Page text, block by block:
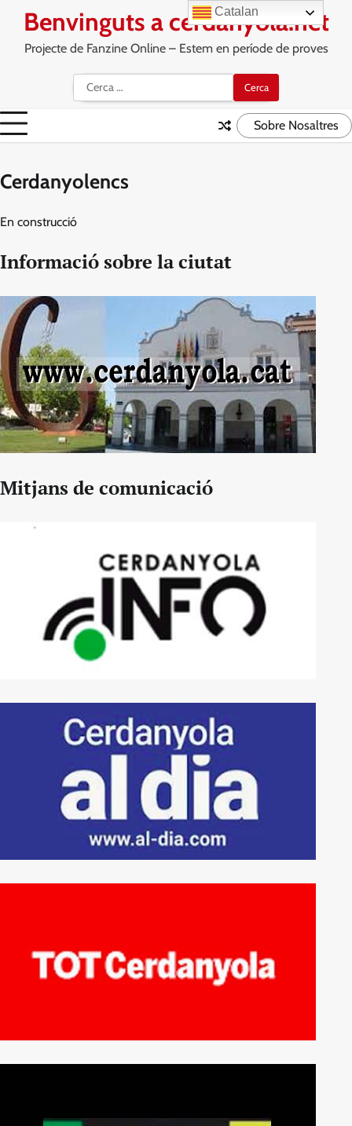
content
Benvinguts a cerdanyola.net
Projecte de Fanzine Online – Estem en període de proves
Cerca:
Sobre Nosaltres
Cerdanyolencs
En construcció
Informació sobre la ciutat
Mitjans de comunicació
Catalan